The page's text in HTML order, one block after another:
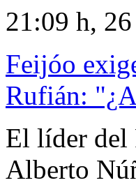
21:09 h,
Feijóo
Rufián:
El líder del
Alberto